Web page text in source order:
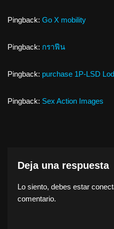
Pingback: Go X mobility
Pingback: กราฟีน
Pingback: purchase 1P-LSD
Pingback: Sex Action Images
Deja una respuesta
Lo siento, debes estar
comentario.